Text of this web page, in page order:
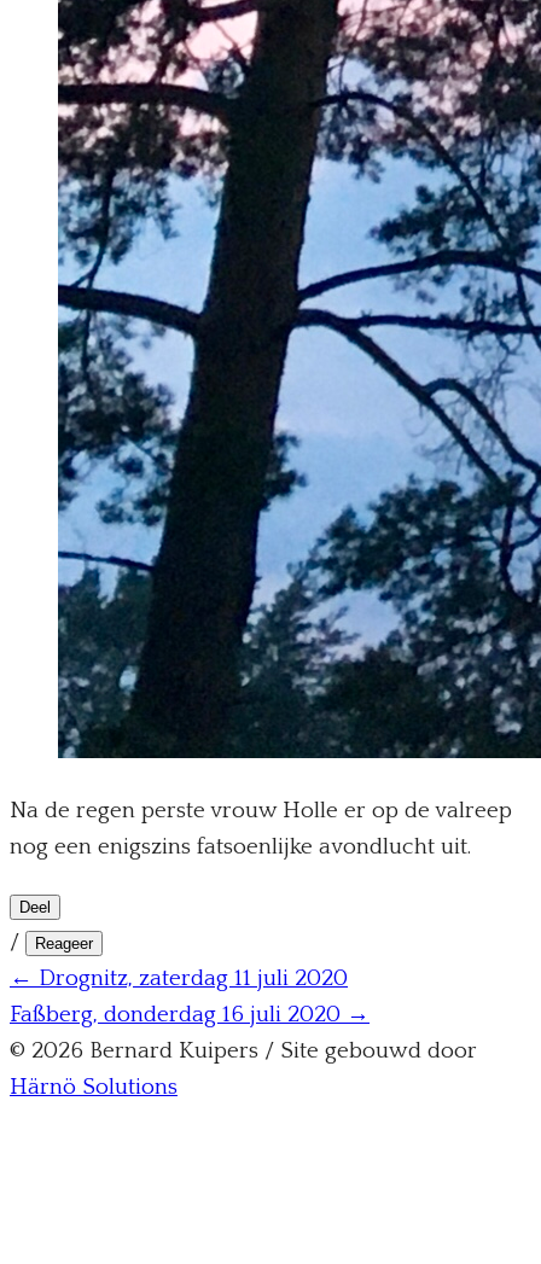
Na de regen perste vrouw Holle er op de valreep
nog een enigszins fatsoenlijke avondlucht uit.
Deel
/ Reageer
← Drognitz, zaterdag 11 juli 2020
Faßberg, donderdag 16 juli 2020 →
© 2026 Bernard Kuipers / Site gebouwd door
Härnö Solutions